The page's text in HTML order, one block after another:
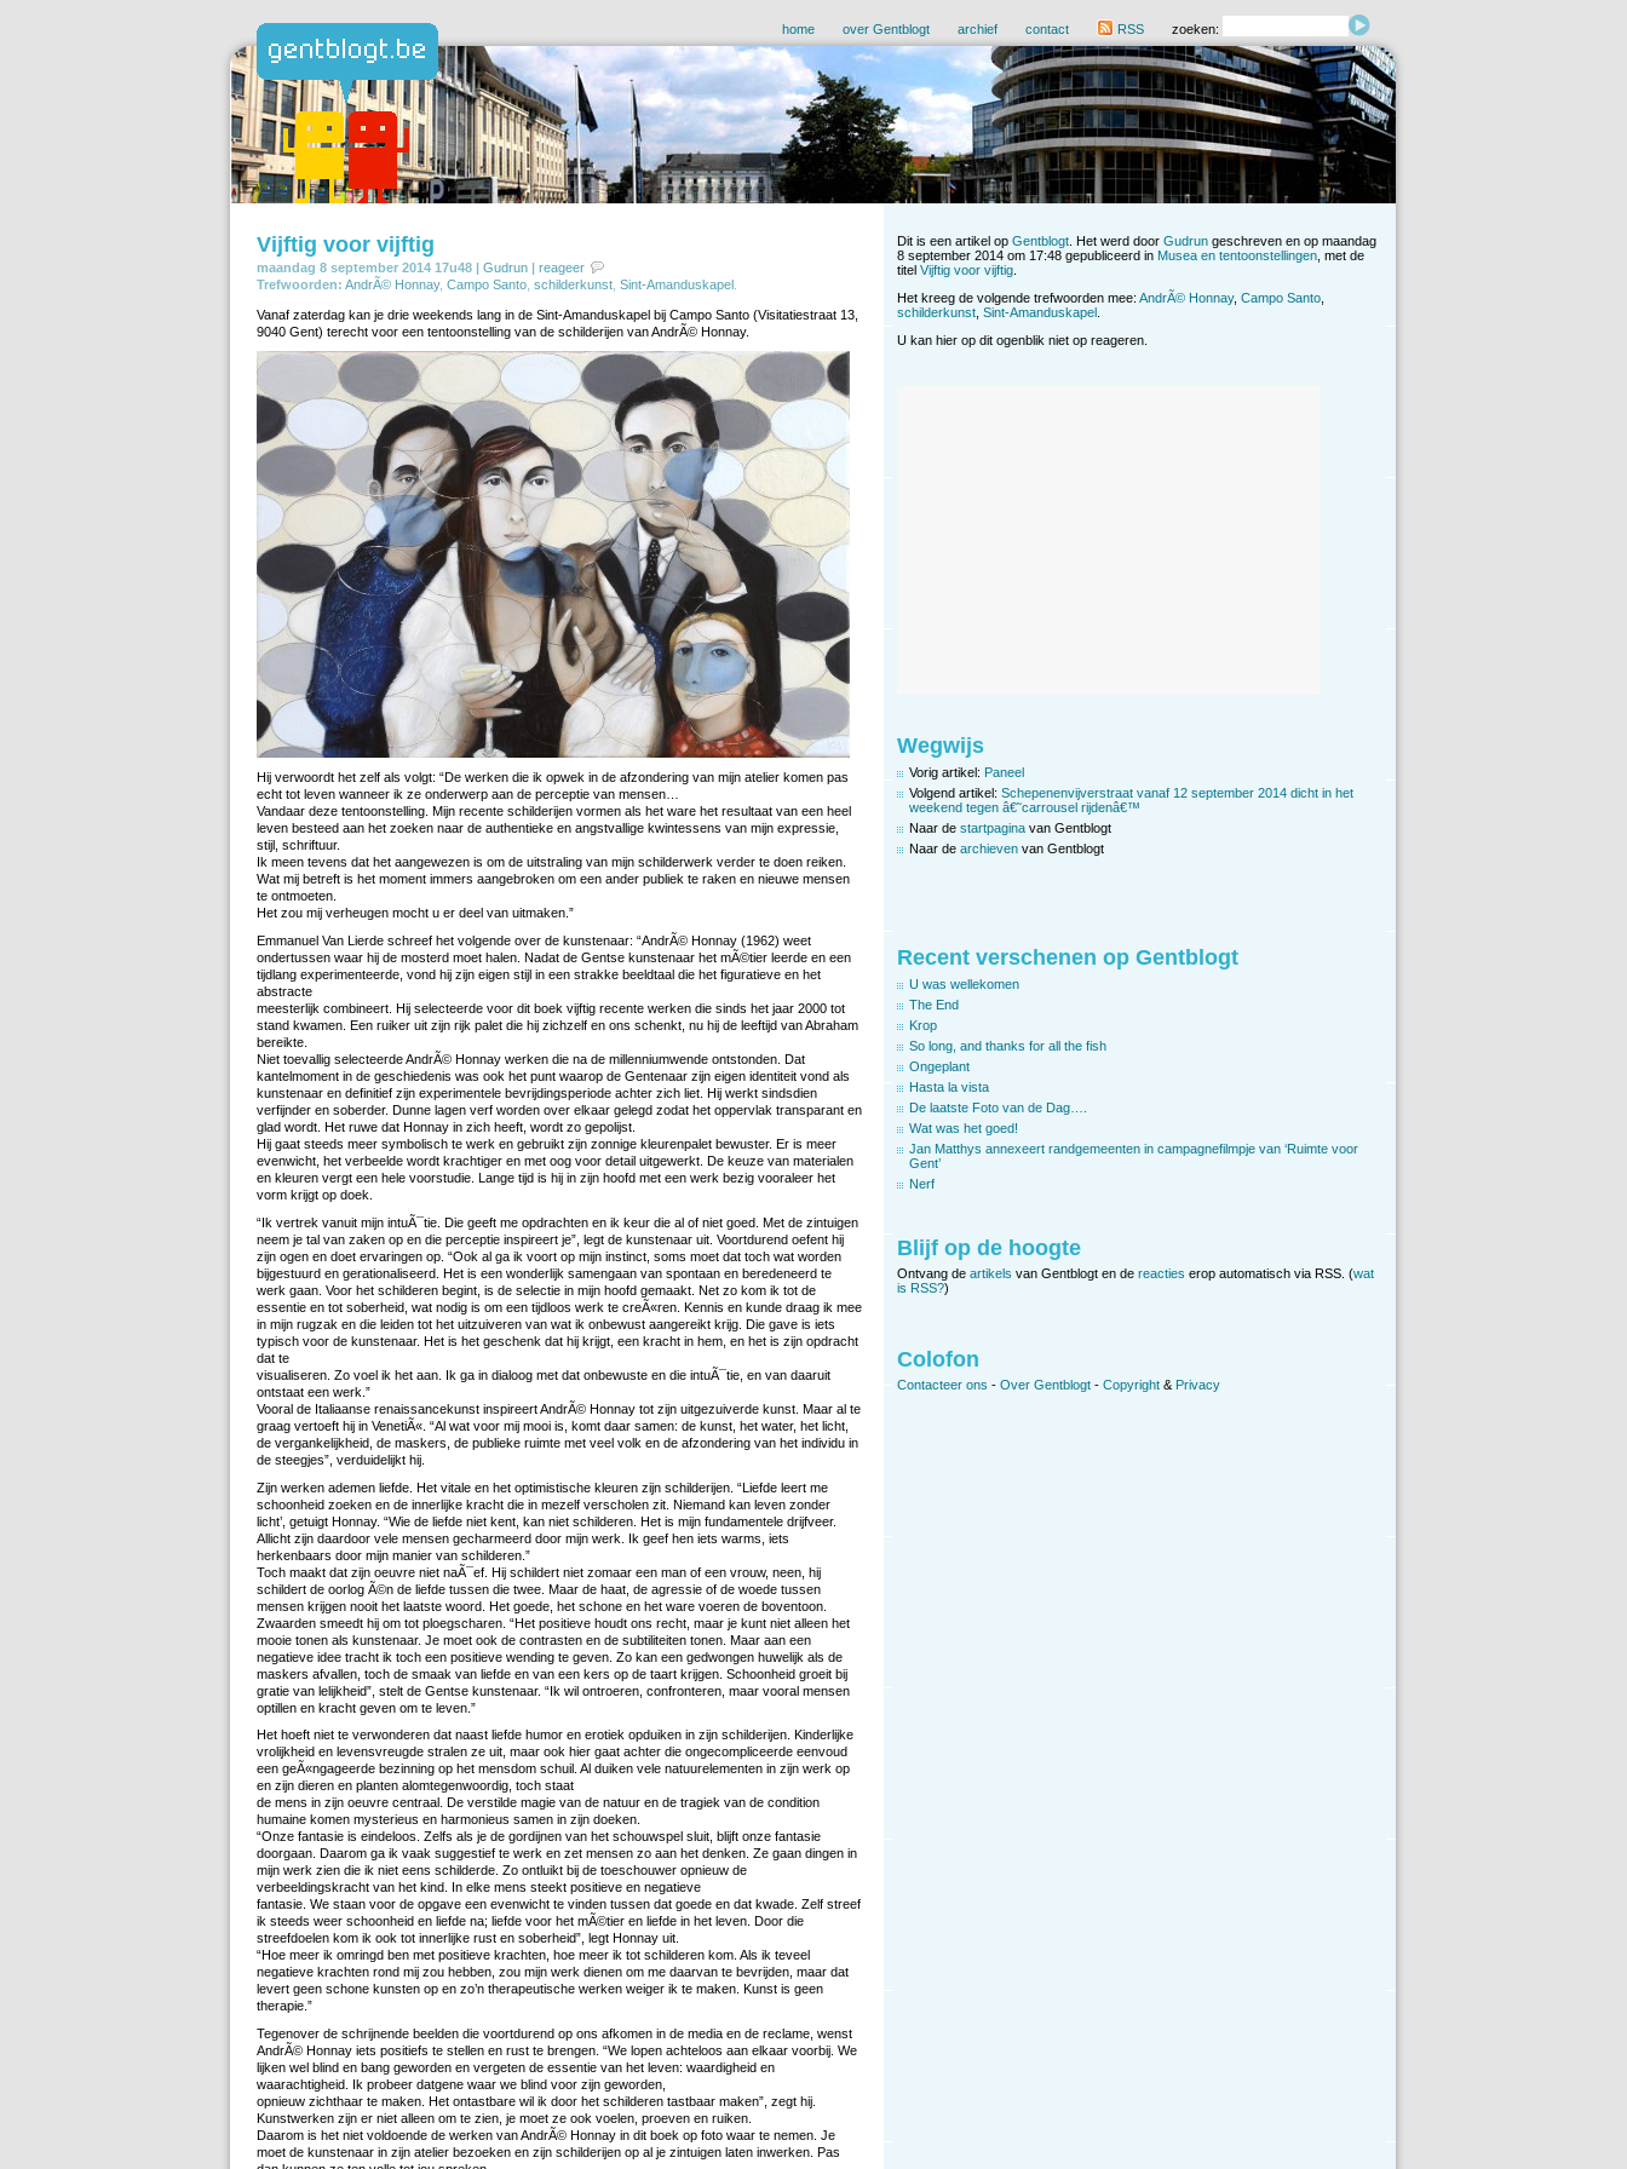
home over Gentblogt archief contact RSS zoeken:
Vijftig voor vijftig
maandag 8 september 2014 17u48 | Gudrun | reageer
Trefwoorden: AndrÃ© Honnay, Campo Santo schilderkunst Sint-Amanduskapel
Vanaf zaterdag kan je drie weekends lang in de Sint-Amanduskapel bij Campo Santo (Visitatiestraat 13,
9040 Gent) terecht voor een tentoonstelling van de schilderijen van AndrÃ© Honnay.
Hij verwoordt het zelf als volgt: “De werken die ik opwek in de afzondering van mijn atelier komen pas
echt tot leven wanneer ik ze onderwerp aan de perceptie van mensen…
Vandaar deze tentoonstelling. Mijn recente schilderijen vormen als het ware het resultaat van een heel
leven besteed aan het zoeken naar de authentieke en angstvallige kwintessens van mijn expressie,
stijl, schriftuur.
Ik meen tevens dat het aangewezen is om de uitstraling van mijn schilderwerk verder te doen reiken.
Wat mij betreft is het moment immers aangebroken om een ander publiek te raken en nieuwe mensen
te ontmoeten.
Het zou mij verheugen mocht u er deel van uitmaken.”
Emmanuel Van Lierde schreef het volgende over de kunstenaar: “AndrÃ© Honnay (1962) weet
ondertussen waar hij de mosterd moet halen. Nadat de Gentse kunstenaar het mÃ©tier leerde en een
tijdlang experimenteerde, vond hij zijn eigen stijl in een strakke beeldtaal die het figuratieve en het
abstracte
meesterlijk combineert. Hij selecteerde voor dit boek vijftig recente werken die sinds het jaar 2000 tot
stand kwamen. Een ruiker uit zijn rijk palet die hij zichzelf en ons schenkt, nu hij de leeftijd van Abraham
bereikte.
Niet toevallig selecteerde AndrÃ© Honnay werken die na de millenniumwende ontstonden. Dat
kantelmoment in de geschiedenis was ook het punt waarop de Gentenaar zijn eigen identiteit vond als
kunstenaar en definitief zijn experimentele bevrijdingsperiode achter zich liet. Hij werkt sindsdien
verfijnder en soberder. Dunne lagen verf worden over elkaar gelegd zodat het oppervlak transparant en
glad wordt. Het ruwe dat Honnay in zich heeft, wordt zo gepolijst.
Hij gaat steeds meer symbolisch te werk en gebruikt zijn zonnige kleurenpalet bewuster. Er is meer
evenwicht, het verbeelde wordt krachtiger en met oog voor detail uitgewerkt. De keuze van materialen
en kleuren vergt een hele voorstudie. Lange tijd is hij in zijn hoofd met een werk bezig vooraleer het
vorm krijgt op doek.
“Ik vertrek vanuit mijn intuÃ¯tie. Die geeft me opdrachten en ik keur die al of niet goed. Met de zintuigen
neem je tal van zaken op en die perceptie inspireert je”, legt de kunstenaar uit. Voortdurend oefent hij
zijn ogen en doet ervaringen op. “Ook al ga ik voort op mijn instinct, soms moet dat toch wat worden
bijgestuurd en gerationaliseerd. Het is een wonderlijk samengaan van spontaan en beredeneerd te
werk gaan. Voor het schilderen begint, is de selectie in mijn hoofd gemaakt. Net zo kom ik tot de
essentie en tot soberheid, wat nodig is om een tijdloos werk te creÃ«ren. Kennis en kunde draag ik mee
in mijn rugzak en die leiden tot het uitzuiveren van wat ik onbewust aangereikt krijg. Die gave is iets
typisch voor de kunstenaar. Het is het geschenk dat hij krijgt, een kracht in hem, en het is zijn opdracht
dat te
visualiseren. Zo voel ik het aan. Ik ga in dialoog met dat onbewuste en die intuÃ¯tie, en van daaruit
ontstaat een werk.”
Vooral de Italiaanse renaissancekunst inspireert AndrÃ© Honnay tot zijn uitgezuiverde kunst. Maar al te
graag vertoeft hij in VenetiÃ«. “Al wat voor mij mooi is, komt daar samen: de kunst, het water, het licht,
de vergankelijkheid, de maskers, de publieke ruimte met veel volk en de afzondering van het individu in
de steegjes”, verduidelijkt hij.
Zijn werken ademen liefde. Het vitale en het optimistische kleuren zijn schilderijen. “Liefde leert me
schoonheid zoeken en de innerlijke kracht die in mezelf verscholen zit. Niemand kan leven zonder
licht’, getuigt Honnay. “Wie de liefde niet kent, kan niet schilderen. Het is mijn fundamentele drijfveer.
Allicht zijn daardoor vele mensen gecharmeerd door mijn werk. Ik geef hen iets warms, iets
herkenbaars door mijn manier van schilderen.”
Toch maakt dat zijn oeuvre niet naÃ¯ef. Hij schildert niet zomaar een man of een vrouw, neen, hij
schildert de oorlog Ã©n de liefde tussen die twee. Maar de haat, de agressie of de woede tussen
mensen krijgen nooit het laatste woord. Het goede, het schone en het ware voeren de boventoon.
Zwaarden smeedt hij om tot ploegscharen. “Het positieve houdt ons recht, maar je kunt niet alleen het
mooie tonen als kunstenaar. Je moet ook de contrasten en de subtiliteiten tonen. Maar aan een
negatieve idee tracht ik toch een positieve wending te geven. Zo kan een gedwongen huwelijk als de
maskers afvallen, toch de smaak van liefde en van een kers op de taart krijgen. Schoonheid groeit bij
gratie van lelijkheid”, stelt de Gentse kunstenaar. “Ik wil ontroeren, confronteren, maar vooral mensen
optillen en kracht geven om te leven.”
Het hoeft niet te verwonderen dat naast liefde humor en erotiek opduiken in zijn schilderijen. Kinderlijke
vrolijkheid en levensvreugde stralen ze uit, maar ook hier gaat achter die ongecompliceerde eenvoud
een geÃ«ngageerde bezinning op het mensdom schuil. Al duiken vele natuurelementen in zijn werk op
en zijn dieren en planten alomtegenwoordig, toch staat
de mens in zijn oeuvre centraal. De verstilde magie van de natuur en de tragiek van de condition
humaine komen mysterieus en harmonieus samen in zijn doeken.
“Onze fantasie is eindeloos. Zelfs als je de gordijnen van het schouwspel sluit, blijft onze fantasie
doorgaan. Daarom ga ik vaak suggestief te werk en zet mensen zo aan het denken. Ze gaan dingen in
mijn werk zien die ik niet eens schilderde. Zo ontluikt bij de toeschouwer opnieuw de
verbeeldingskracht van het kind. In elke mens steekt positieve en negatieve
fantasie. We staan voor de opgave een evenwicht te vinden tussen dat goede en dat kwade. Zelf streef
ik steeds weer schoonheid en liefde na; liefde voor het mÃ©tier en liefde in het leven. Door die
streefdoelen kom ik ook tot innerlijke rust en soberheid”, legt Honnay uit.
“Hoe meer ik omringd ben met positieve krachten, hoe meer ik tot schilderen kom. Als ik teveel
negatieve krachten rond mij zou hebben, zou mijn werk dienen om me daarvan te bevrijden, maar dat
levert geen schone kunsten op en zo’n therapeutische werken weiger ik te maken. Kunst is geen
therapie.”
Tegenover de schrijnende beelden die voortdurend op ons afkomen in de media en de reclame, wenst
AndrÃ© Honnay iets positiefs te stellen en rust te brengen. “We lopen achteloos aan elkaar voorbij. We
lijken wel blind en bang geworden en vergeten de essentie van het leven: waardigheid en
waarachtigheid. Ik probeer datgene waar we blind voor zijn geworden,
opnieuw zichthaar te maken. Het ontastbare wil ik door het schilderen tastbaar maken”, zegt hij.
Kunstwerken zijn er niet alleen om te zien, je moet ze ook voelen, proeven en ruiken.
Daarom is het niet voldoende de werken van AndrÃ© Honnay in dit boek op foto waar te nemen. Je
moet de kunstenaar in zijn atelier bezoeken en zijn schilderijen op al je zintuigen laten inwerken. Pas
Dit is een artikel op Gentblogt . Het werd door Gudrun geschreven en op maandag
8 september 2014 om 17:48 gepubliceerd in Musea en tentoonstellingen , met de
titel Vijftig voor vijftig
Het kreeg de volgende trefwoorden mee: AndrÃ© Honnay, Campo Santo
schilderkunst Sint-Amanduskapel
U kan hier op dit ogenblik niet op reageren.
Wegwijs
Vorig artikel: Paneel
Volgend artikel: Schepenenvijverstraat vanaf 12 september 2014 dicht in het
weekend tegen â€˜carrousel rijdenâ€™
Naar de startpagina van Gentblogt
Naar de archieven van Gentblogt
Recent verschenen op Gentblogt
U was wellekomen
The End
Krop
So long, and thanks for all the fish
Ongeplant
Hasta la vista
De laatste Foto van de Dag….
Wat was het goed!
Jan Matthys annexeert randgemeenten in campagnefilmpje van ‘Ruimte voor
Gent’
Nerf
Blijf op de hoogte
Ontvang de artikels van Gentblogt en de reacties erop automatisch via RSS. (wat
is RSS?)
Colofon
Contacteer ons - Over Gentblogt - Copyright & Privacy